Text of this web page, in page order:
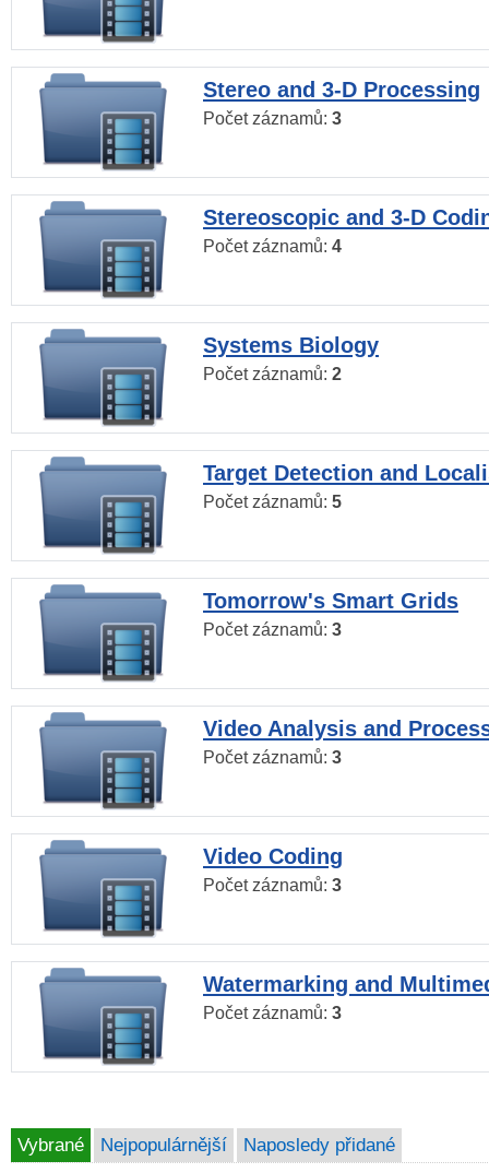
Stereo and 3-D Processing
Počet záznamů: 3
Stereoscopic and 3-D
Počet záznamů: 4
Systems Biology
Počet záznamů: 2
Target Detection and
Počet záznamů: 5
Tomorrow's Smart Grids
Počet záznamů: 3
Video Analysis and
Počet záznamů: 3
Video Coding
Počet záznamů: 3
Watermarking and
Počet záznamů: 3
Vybrané Nejpopulárnější Naposledy přidané